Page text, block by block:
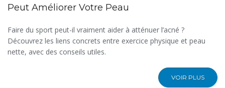
Peut Améliorer Votre Peau
Faire du sport peut-il vraiment aider à atténuer l’acné ?
Découvrez les liens concrets entre exercice physique et peau
nette, avec des conseils utiles.
VOIR PLUS